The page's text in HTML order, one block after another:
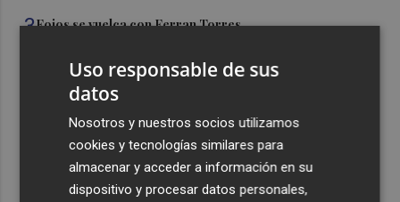
3Foios se vuelca con Ferran Torres
Las '200 vidas' que llevaron a Paco Rabal de Águilas a la
cima del cine: un documental recupera la voz y la mirada
del actor
Y también se hace de día para Buonanotte con su fichaje
por el Elche CF
Uso responsable de sus
datos
Nosotros y nuestros socios utilizamos
cookies y tecnologías similares para
almacenar y acceder a información en su
dispositivo y procesar datos personales,